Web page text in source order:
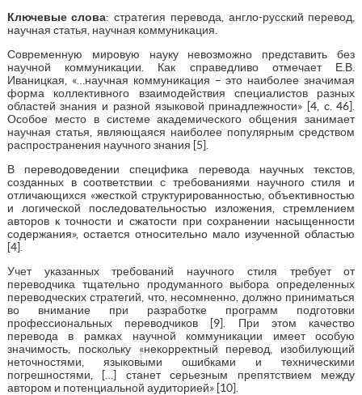
Ключевые слова: стратегия перевода, англо-русский перевод,
научная статья, научная коммуникация.
Современную мировую науку невозможно представить без
научной коммуникации. Как справедливо отмечает Е.В.
Иваницкая, «…научная коммуникация – это наиболее значимая
форма коллективного взаимодействия специалистов разных
областей знания и разной языковой принадлежности» [4, с. 46].
Особое место в системе академического общения занимает
научная статья, являющаяся наиболее популярным средством
распространения научного знания [5].
В переводоведении специфика перевода научных текстов,
созданных в соответствии с требованиями научного стиля и
отличающихся «жесткой структурированностью, объективностью
и логической последовательностью изложения, стремлением
авторов к точности и сжатости при сохранении насыщенности
содержания», остается относительно мало изученной областью
[4].
Учет указанных требований научного стиля требует от
переводчика тщательно продуманного выбора определенных
переводческих стратегий, что, несомненно, должно приниматься
во внимание при разработке программ подготовки
профессиональных переводчиков [9]. При этом качество
перевода в рамках научной коммуникации имеет особую
значимость, поскольку «некорректный перевод, изобилующий
неточностями, языковыми ошибками и техническими
погрешностями, […] станет серьезным препятствием между
автором и потенциальной аудиторией» [10].